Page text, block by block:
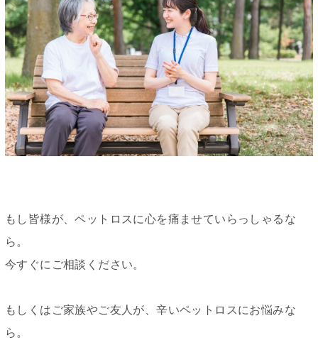
もし皆様が、ペットロスに心を痛ませていらっしゃるな
ら。
今すぐにご相談ください。
もしくはご家族やご友人が、辛いペットロスにお悩みな
ら。